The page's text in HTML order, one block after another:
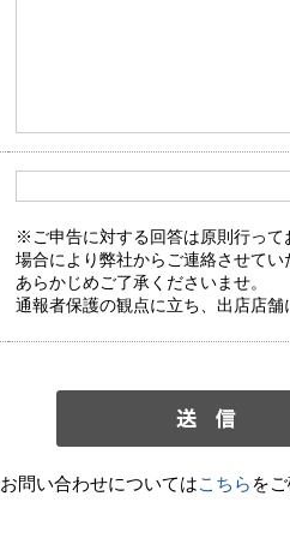
※ご申告に対する回答は原則行って
場合により弊社からご連絡させてい
あらかじめご了承くださいませ。
通報者保護の観点に立ち、出店店舗
お問い合わせについてはこちら を